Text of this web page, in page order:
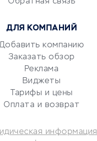
компании
ДЛЯ КОМПАНИЙ
компанию
Заказать обзор
Реклама
Виджеты
Тарифы и цены
Оплата и возврат
информация